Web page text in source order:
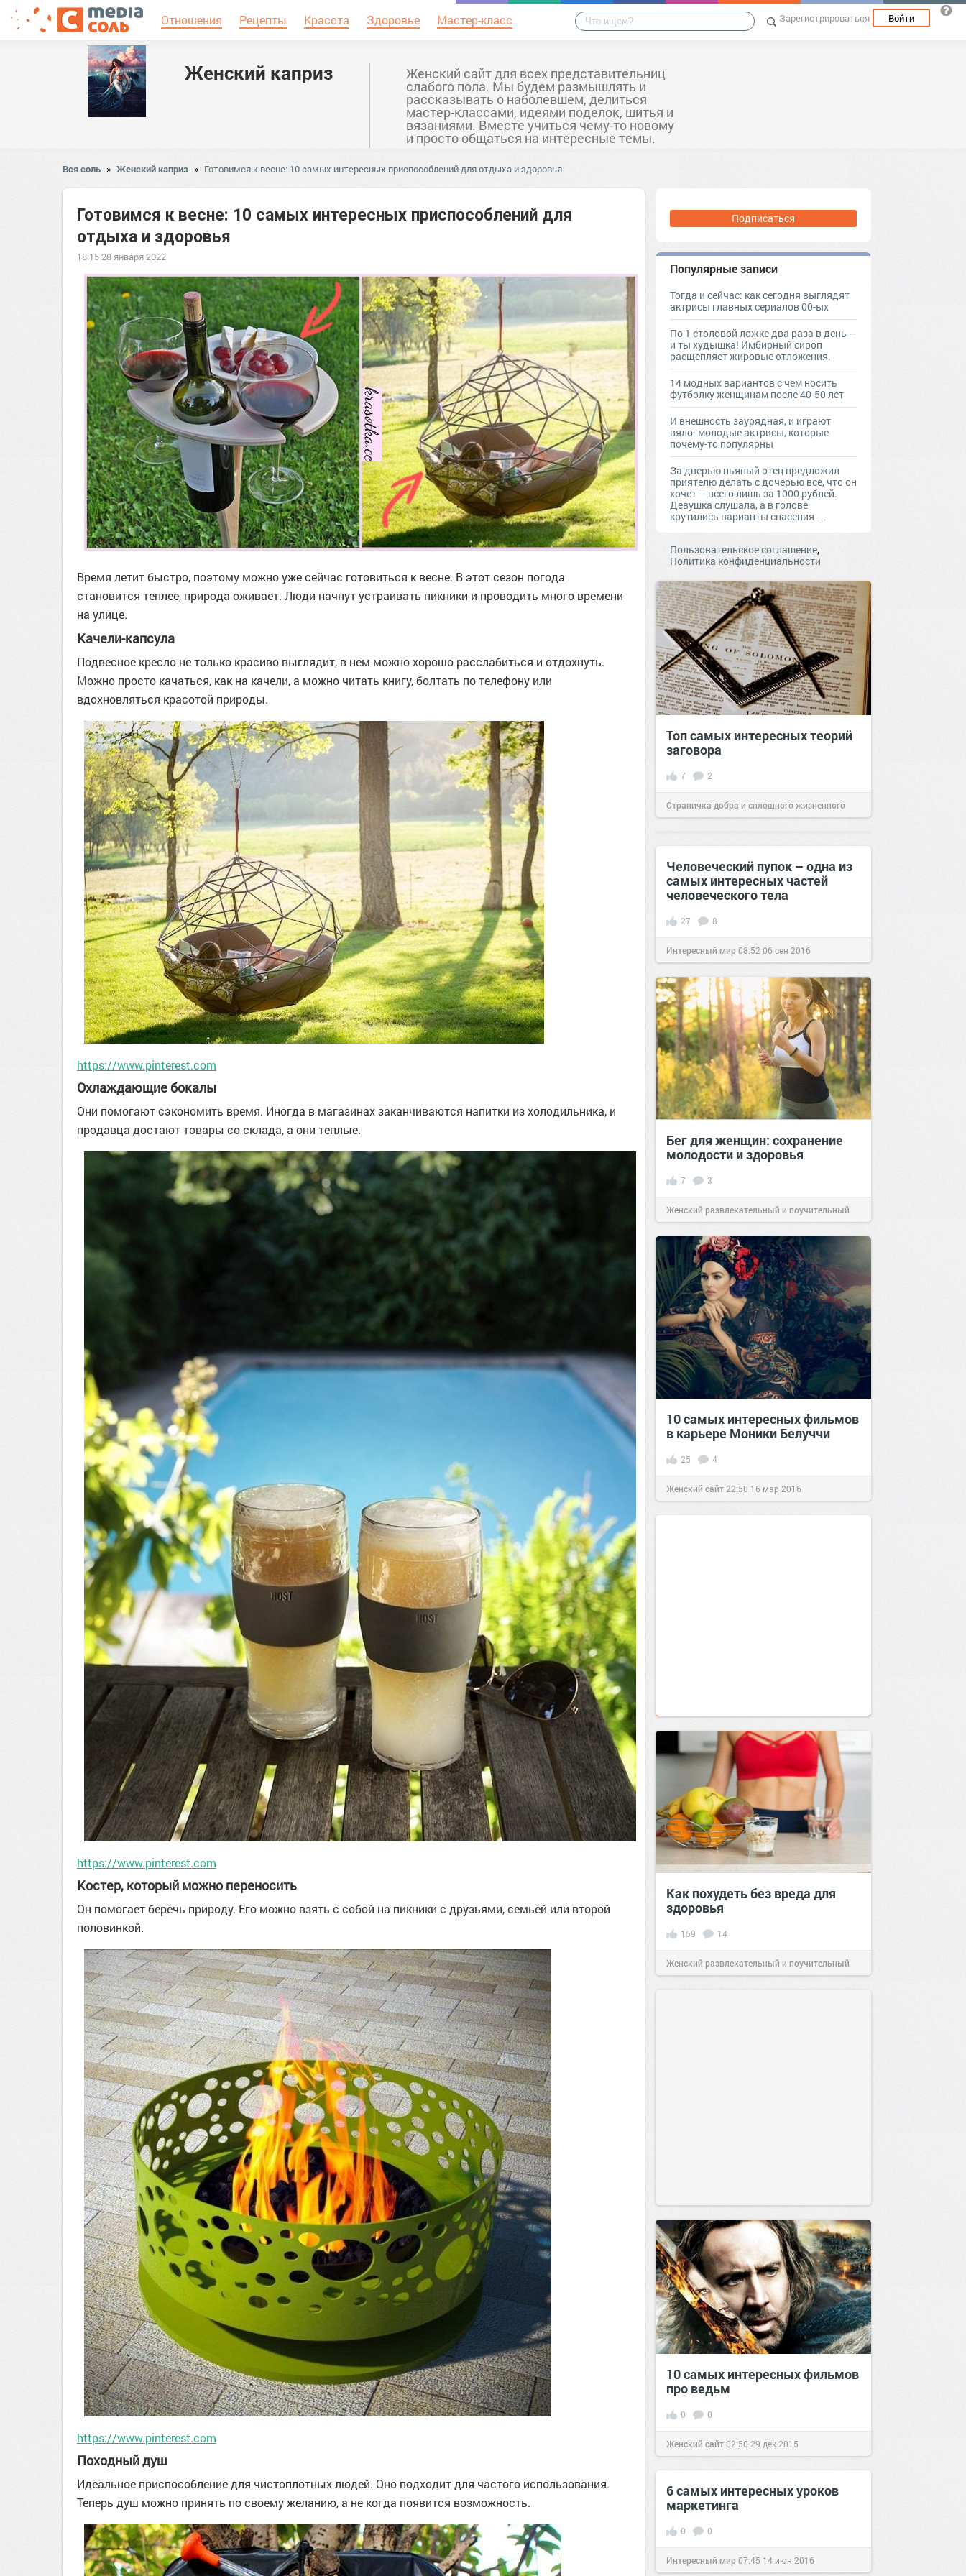
Отношения Рецепты Красота Здоровье Мастер-класс Зарегистрироваться Войти
Женский каприз Женский сайт для всех представительниц
слабого пола. Мы будем размышлять и
рассказывать о наболевшем, делиться
мастер-классами, идеями поделок, шитья и
вязаниями. Вместе учиться чему-то новому
и просто общаться на интересные темы.
Вся соль » Женский каприз » Готовимся к весне: 10 самых интересных приспособлений для отдыха и здоровья
Готовимся к весне: 10 самых интересных приспособлений для
отдыха и здоровья
18:15 28 января 2022
Время летит быстро, поэтому можно уже сейчас готовиться к весне. В этот сезон погода
становится теплее, природа оживает. Люди начнут устраивать пикники и проводить много времени
на улице.
Качели-капсула
Подвесное кресло не только красиво выглядит, в нем можно хорошо расслабиться и отдохнуть.
Можно просто качаться, как на качели, а можно читать книгу, болтать по телефону или
вдохновляться красотой природы.
https://www.pinterest.com
Охлаждающие бокалы
Они помогают сэкономить время. Иногда в магазинах заканчиваются напитки из холодильника, и
продавца достают товары со склада, а они теплые.
https://www.pinterest.com
Костер, который можно переносить
Он помогает беречь природу. Его можно взять с собой на пикники с друзьями, семьей или второй
половинкой.
https://www.pinterest.com
Походный душ
Идеальное приспособление для чистоплотных людей. Оно подходит для частого использования.
Теперь душ можно принять по своему желанию, а не когда появится возможность.
Подписаться
Популярные записи
Тогда и сейчас: как сегодня выглядят
актрисы главных сериалов 00-ых
По 1 столовой ложке два раза в день —
и ты худышка! Имбирный сироп
расщепляет жировые отложения.
14 модных вариантов с чем носить
футболку женщинам после 40-50 лет
И внешность заурядная, и играют
вяло: молодые актрисы, которые
почему-то популярны
За дверью пьяный отец предложил
приятелю делать с дочерью все, что он
хочет – всего лишь за 1000 рублей.
Девушка слушала, а в голове
крутились варианты спасения …
Пользовательское соглашение,
Политика конфиденциальности
Топ самых интересных теорий
заговора
7 2
Страничка добра и сплошного жизненного
Человеческий пупок – одна из
самых интересных частей
человеческого тела
27 8
Интересный мир08:52 06 сен 2016
Бег для женщин: сохранение
молодости и здоровья
7 3
Женский развлекательный и поучительный
сайт.23:4601 мар 2021
10 самых интересных фильмов
в карьере Моники Белуччи
25 4
Женский сайт 22:50 16 мар 2016
Как похудеть без вреда для
здоровья
159 14
Женский развлекательный и поучительный
10 самых интересных фильмов
про ведьм
0 0
Женский сайт02:50 29 дек 2015
6 самых интересных уроков
маркетинга
0 0
Интересный мир07:45 14 июн 2016